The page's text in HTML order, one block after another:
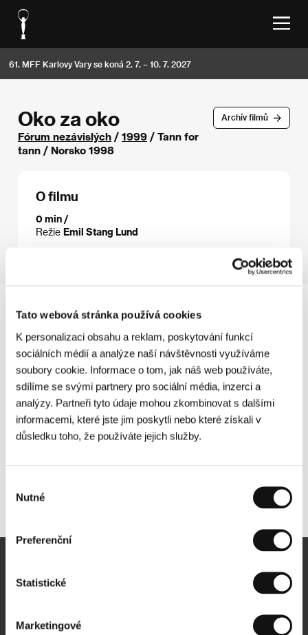
Tato webová stránka používá cookies
K personalizaci obsahu a reklam, poskytování funkcí
sociálních médií a analýze naší návštěvnosti využíváme
soubory cookie. Informace o tom, jak náš web používáte,
sdílíme se svými partnery pro sociální média, inzerci a
analýzy. Partneři tyto údaje mohou zkombinovat s dalšími
informacemi, které jste jim poskytli nebo které získali v
důsledku toho, že používáte jejich služby.
souhlasu
Nutné
Preferenční
Statistické
Marketingové
61. MFF Karlovy Vary se koná 2. 7. – 10. 7. 2027
Archív filmů
Oko za oko
Fórum nezávislých / 1999 / Tann for
tann / Norsko 1998
O filmu
0 min /
Režie Emil Stang Lund